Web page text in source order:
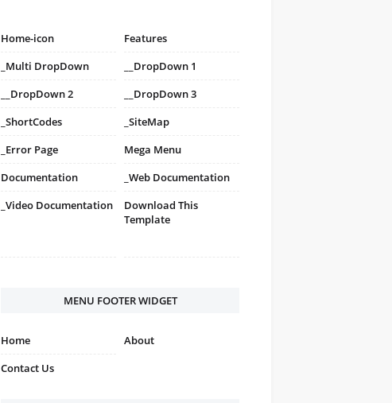
Home-icon
Features
_Multi DropDown
__DropDown 1
__DropDown 2
__DropDown 3
_ShortCodes
_SiteMap
_Error Page
Mega Menu
Documentation
_Web Documentation
_Video Documentation
Download This
Template
MENU FOOTER WIDGET
Home
About
Contact Us